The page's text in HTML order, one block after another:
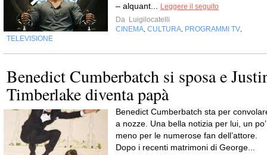
– alquant... Leggere il seguito
Da Luigilocatelli
CINEMA, CULTURA, PROGRAMMI TV,
TELEVISIONE
Benedict Cumberbatch si sposa e
Timberlake diventa papà
Benedict Cumberbatch sta per
a nozze. Una bella notizia per lui, un po’
meno per le numerose fan dell’attore.
Dopo i recenti matrimoni di George...